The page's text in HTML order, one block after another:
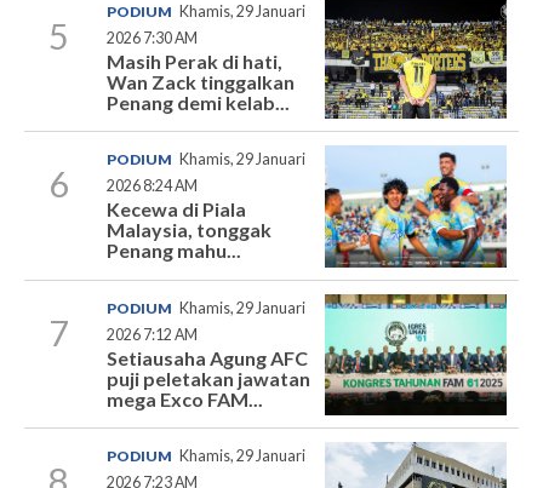
5
PODIUM Khamis, 29 Januari
2026 7:30 AM
Masih Perak di hati,
Wan Zack tinggalkan
Penang demi kelab...
6
PODIUM Khamis, 29 Januari
2026 8:24 AM
Kecewa di Piala
Malaysia, tonggak
Penang mahu...
7
PODIUM Khamis, 29 Januari
2026 7:12 AM
Setiausaha Agung AFC
puji peletakan jawatan
mega Exco FAM...
PODIUM Khamis, 29 Januari
2026 7:23 AM